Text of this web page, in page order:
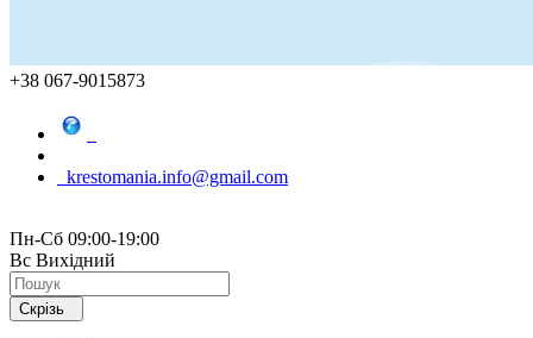
+38 067-9015873
krestomania.info@gmail.com
Пн-Сб 09:00-19:00
Вс Вихідний
Скрізь